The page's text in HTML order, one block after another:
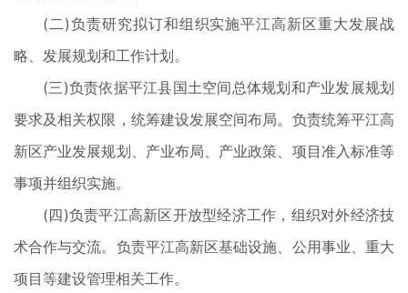
(二)负责研究拟订和组织实施平江高新区重大发展战
略、发展规划和工作计划。
(三)负责依据平江县国土空间总体规划和产业发展规划
要求及相关权限，统筹建设发展空间布局。负责统筹平江高
新区产业发展规划、产业布局、产业政策、项目准入标准等
事项并组织实施。
(四)负责平江高新区开放型经济工作，组织对外经济技
术合作与交流。负责平江高新区基础设施、公用事业、重大
项目等建设管理相关工作。